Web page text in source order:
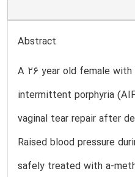
Abstract
A 26 year old female
intermittent porphyria
vaginal tear repair after
Raised blood pressure
safely treated with a-